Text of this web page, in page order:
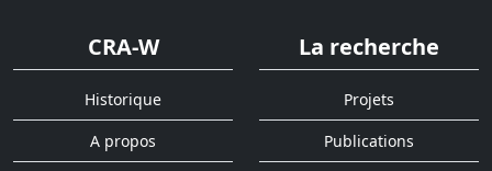
CRA-W
Historique
A propos
La recherche
Projets
Publications